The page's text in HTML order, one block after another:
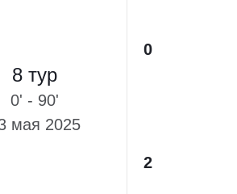
8 тур
0' - 90'
мая 2025
0
2